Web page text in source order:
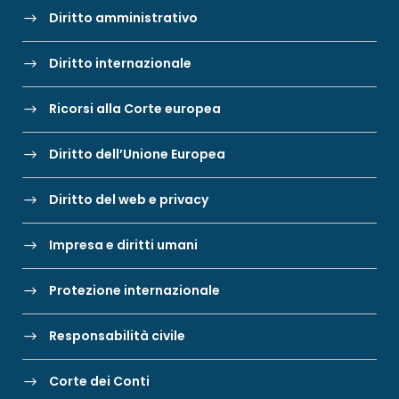
Diritto amministrativo
Diritto internazionale
Ricorsi alla Corte europea
Diritto dell’Unione Europea
Diritto del web e privacy
Impresa e diritti umani
Protezione internazionale
Responsabilità civile
Corte dei Conti